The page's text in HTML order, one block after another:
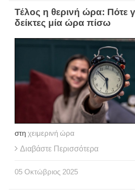
Τέλος η θερινή ώρα: Πότε
δείκτες μία ώρα πίσω
στη χειμερινή ώρα
Διαβάστε Περισσότερα
05 Οκτώβριος 2025